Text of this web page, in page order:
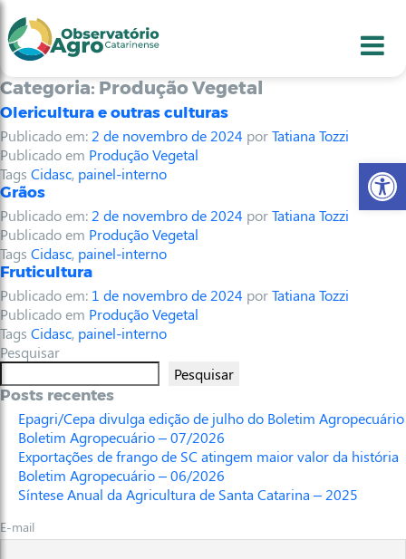
2
3
4
Categoria: Produção Vegetal
Olericultura e outras culturas
Publicado em: 2 de novembro de 2024 porTatiana Tozzi
Publicado em Produção Vegetal
Tags Cidasc, painel-interno
Grãos
Publicado em: 2 de novembro de 2024 porTatiana Tozzi
Publicado em Produção Vegetal
Tags Cidasc, painel-interno
Fruticultura
Publicado em: 1 de novembro de 2024 porTatiana Tozzi
Publicado em Produção Vegetal
Tags Cidasc, painel-interno
Pesquisar
Pesquisar
Posts recentes
Epagri/Cepa divulga edição de julho do Boletim Agropecuário
Boletim Agropecuário – 07/2026
Exportações de frango de SC atingem maior valor da história
Boletim Agropecuário – 06/2026
Síntese Anual da Agricultura de Santa Catarina – 2025
E-mail